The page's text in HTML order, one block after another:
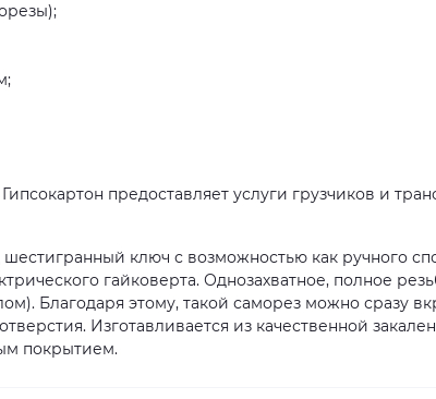
предоставляет услуги грузчиков и
шестигранный ключ с возможностью как ручного
гайковерта. Однозахватное, полное
Благодаря этому, такой саморез можно сразу
Изготавливается из качественной
покрытием.